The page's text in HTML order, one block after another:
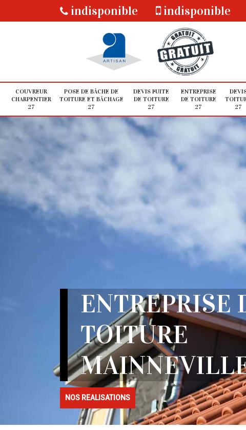
indisponible indisponible
COUVREUR
CHARPENTIER
27
POSE DE BÂCHE DE
TOITURE ET BÂCHAGE
27
DEVIS FUITE
DE TOITURE
27
ENTREPRISE
DE TOITURE
27
27
ENTREPRISE
TOITURE
NOS REALISATIONS